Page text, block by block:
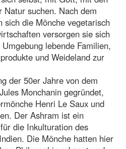
suchen. Nach dem
sich die Mönche vegetarisch
versorgen sie sich
lebende Familien,
und Weideland zur
der 50er Jahre von dem
Monchanin gegründet,
Henri Le Saux und
Der Ashram ist ein
die Inkulturation des
Die Mönche hatten hier